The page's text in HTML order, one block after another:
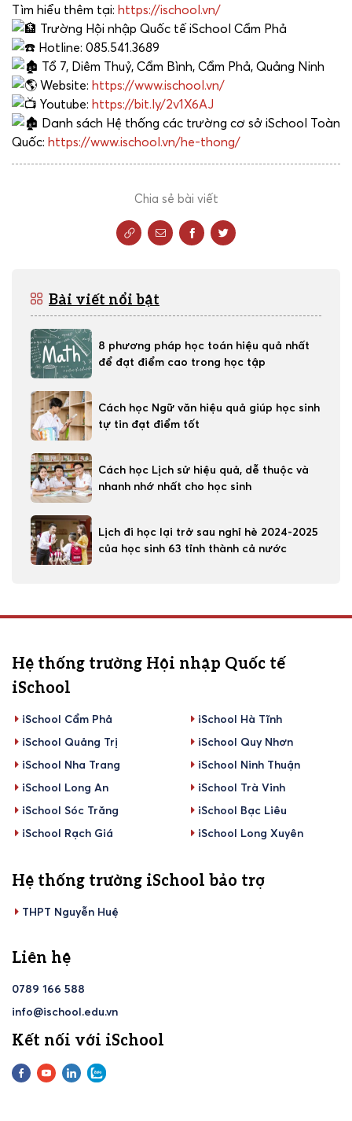
Tìm hiểu thêm tại: https://ischool.vn/
Trường Hội nhập Quốc tế iSchool Cẩm Phả
Hotline: 085.541.3689
Tổ 7, Diêm Thuỷ, Cẩm Bình, Cẩm Phả, Quảng Ninh
Website: https://www.ischool.vn/
Youtube: https://bit.ly/2v1X6AJ
Danh sách Hệ thống các trường cơ sở iSchool Toàn
Quốc: https://www.ischool.vn/he-thong/
Chia sẻ bài viết
Bài viết nổi bật
8 phương pháp học toán hiệu quả nhất
để đạt điểm cao trong học tập
Cách học Ngữ văn hiệu quả giúp học sinh
tự tin đạt điểm tốt
Cách học Lịch sử hiệu quả, dễ thuộc và
nhanh nhớ nhất cho học sinh
Lịch đi học lại trở sau nghỉ hè 2024-2025
của học sinh 63 tỉnh thành cả nước
Hệ thống trường Hội nhập Quốc tế
iSchool
iSchool Cẩm Phả
iSchool Hà Tĩnh
iSchool Quảng Trị
iSchool Quy Nhơn
iSchool Nha Trang
iSchool Ninh Thuận
iSchool Long An
iSchool Trà Vinh
iSchool Sóc Trăng
iSchool Bạc Liêu
iSchool Rạch Giá
iSchool Long Xuyên
Hệ thống trường iSchool bảo trợ
THPT Nguyễn Huệ
Liên hệ
0789 166 588
info@ischool.edu.vn
Kết nối với iSchool